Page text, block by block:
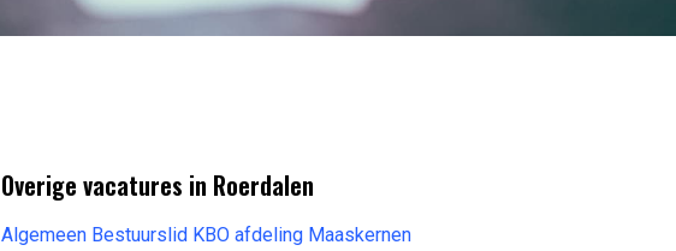
Overige vacatures in Roerdalen
Algemeen Bestuurslid KBO afdeling Maaskernen